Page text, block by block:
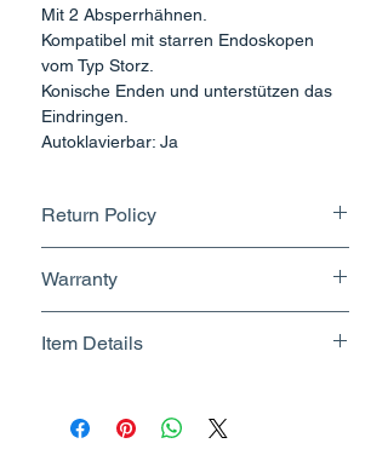
Mit 2 Absperrhähnen.
Kompatibel mit starren Endoskopen
vom Typ Storz.
Konische Enden und unterstützen das
Eindringen.
Autoklavierbar: Ja
Return Policy
Know More
Warranty
Item Details
Manufacturer/Packer -